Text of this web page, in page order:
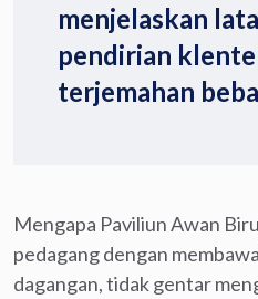
menjelaskan
pendirian
terjemahan
Mengapa Paviliun Awan
pedagang dengan
dagangan, tidak gentar